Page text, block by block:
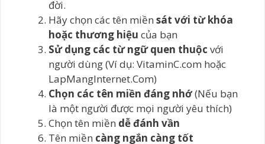
đời.
Hãy chọn các tên miền sát với từ khóa
hoặc thương hiệu của bạn
Sử dụng các từ ngữ quen thuộc với
người dùng (Ví dụ: VitaminC.com hoặc
LapMangInternet.Com)
Chọn các tên miền đáng nhớ(Nếu bạn
là một người được mọi người yêu thích)
Chọn tên miền dễ đánh vần
Tên miền càng ngắn càng tốt